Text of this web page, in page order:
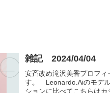
雑記 2024/04/04
安斉改め滝沢美香プロフ
す。 Leonardo.Aiのモデ
ションに比べてこちらはカ